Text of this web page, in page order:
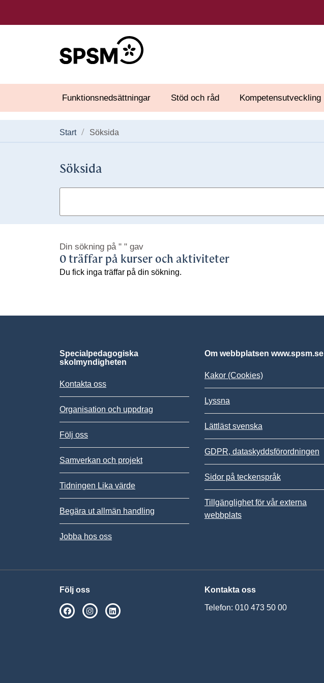
Funktionsnedsättningar Stöd och råd Kompetensutveckling
Start Söksida
Söksida
Din sökning på " " gav
0 träffar på kurser och aktiviteter
Du fick inga träffar på din sökning.
Specialpedagogiska
skolmyndigheten
Kontakta oss
Organisation och uppdrag
Följ oss
Samverkan och projekt
Tidningen Lika värde
Begära ut allmän handling
Jobba hos oss
Om webbplatsen www.spsm.se
Kakor (Cookies)
Lyssna
Lättläst svenska
GDPR, dataskyddsförordningen
Sidor på teckenspråk
Tillgänglighet för vår externa
webbplats
Följ oss
SPSM på Facebook
SPSM på Instagram
Kontakta oss
Telefon: 010 473 50 00